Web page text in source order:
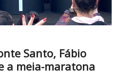
Santo, Fábio
a meia-maratona